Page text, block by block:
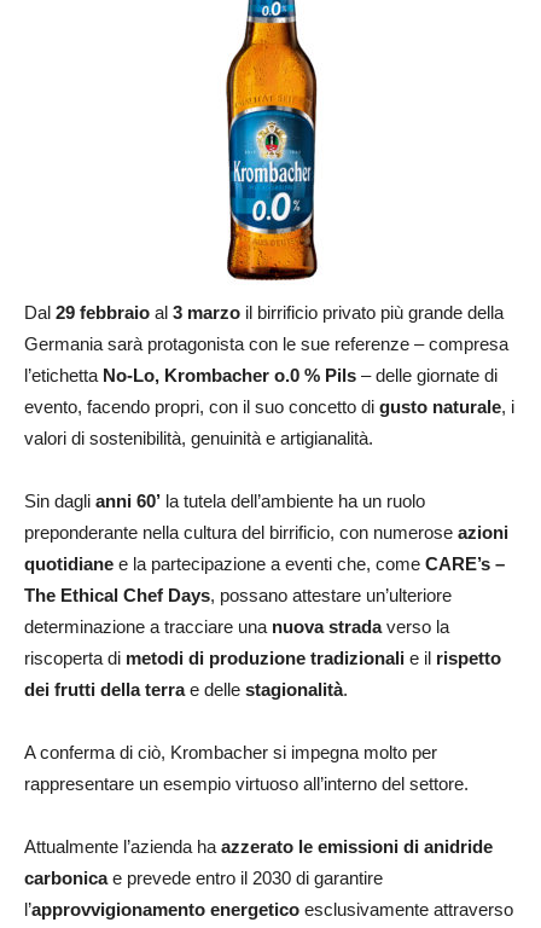
Dal 29 febbraio al 3 marzo il birrificio privato più grande della
Germania sarà protagonista con le sue referenze – compresa
l’etichetta No-Lo, Krombacher o.0 % Pils – delle giornate di
evento, facendo propri, con il suo concetto di gusto naturale, i
valori di sostenibilità, genuinità e artigianalità.
Sin dagli anni 60’ la tutela dell’ambiente ha un ruolo
preponderante nella cultura del birrificio, con numerose azioni
quotidiane e la partecipazione a eventi che, come CARE’s –
The Ethical Chef Days, possano attestare un’ulteriore
determinazione a tracciare una nuova stradaverso la
riscoperta di metodi di produzione tradizionali e il rispetto
dei frutti della terrae delle stagionalità.
A conferma di ciò, Krombacher si impegna molto per
rappresentare un esempio virtuoso all’interno del settore.
Attualmente l’azienda ha azzerato le emissioni di anidride
carbonicae prevede entro il 2030 di garantire
l’approvvigionamento energetico esclusivamente attraverso